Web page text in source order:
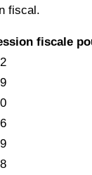
fiscal.
fiscale